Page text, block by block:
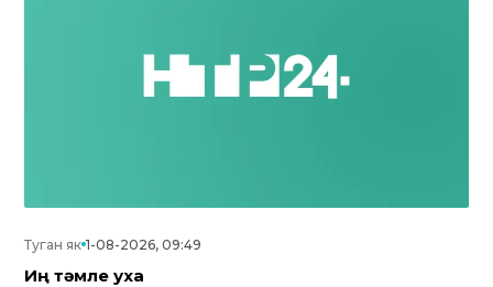
Туган як 1-08-2026, 09:49
Иң тәмле уха